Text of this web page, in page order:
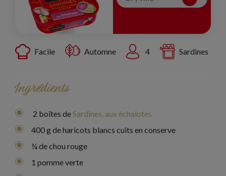
Facile Automne 4 Sardines
Ingrédients
2 boîtes deSardines, aux échalotes
400 g de haricots blancs cuits en conserve
¼ de chou rouge
1 pomme verte